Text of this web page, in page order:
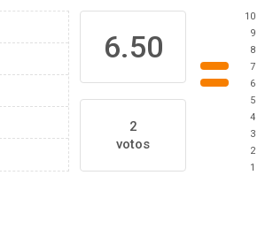
6.50
2
votos
10
9
8
7
6
5
4
3
2
1